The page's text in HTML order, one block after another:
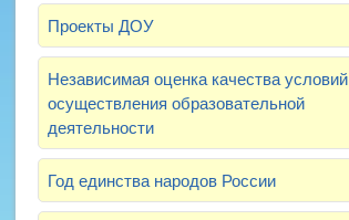
Проекты ДОУ
Независимая оценка качества условий
осуществления образовательной
деятельности
Год единства народов России